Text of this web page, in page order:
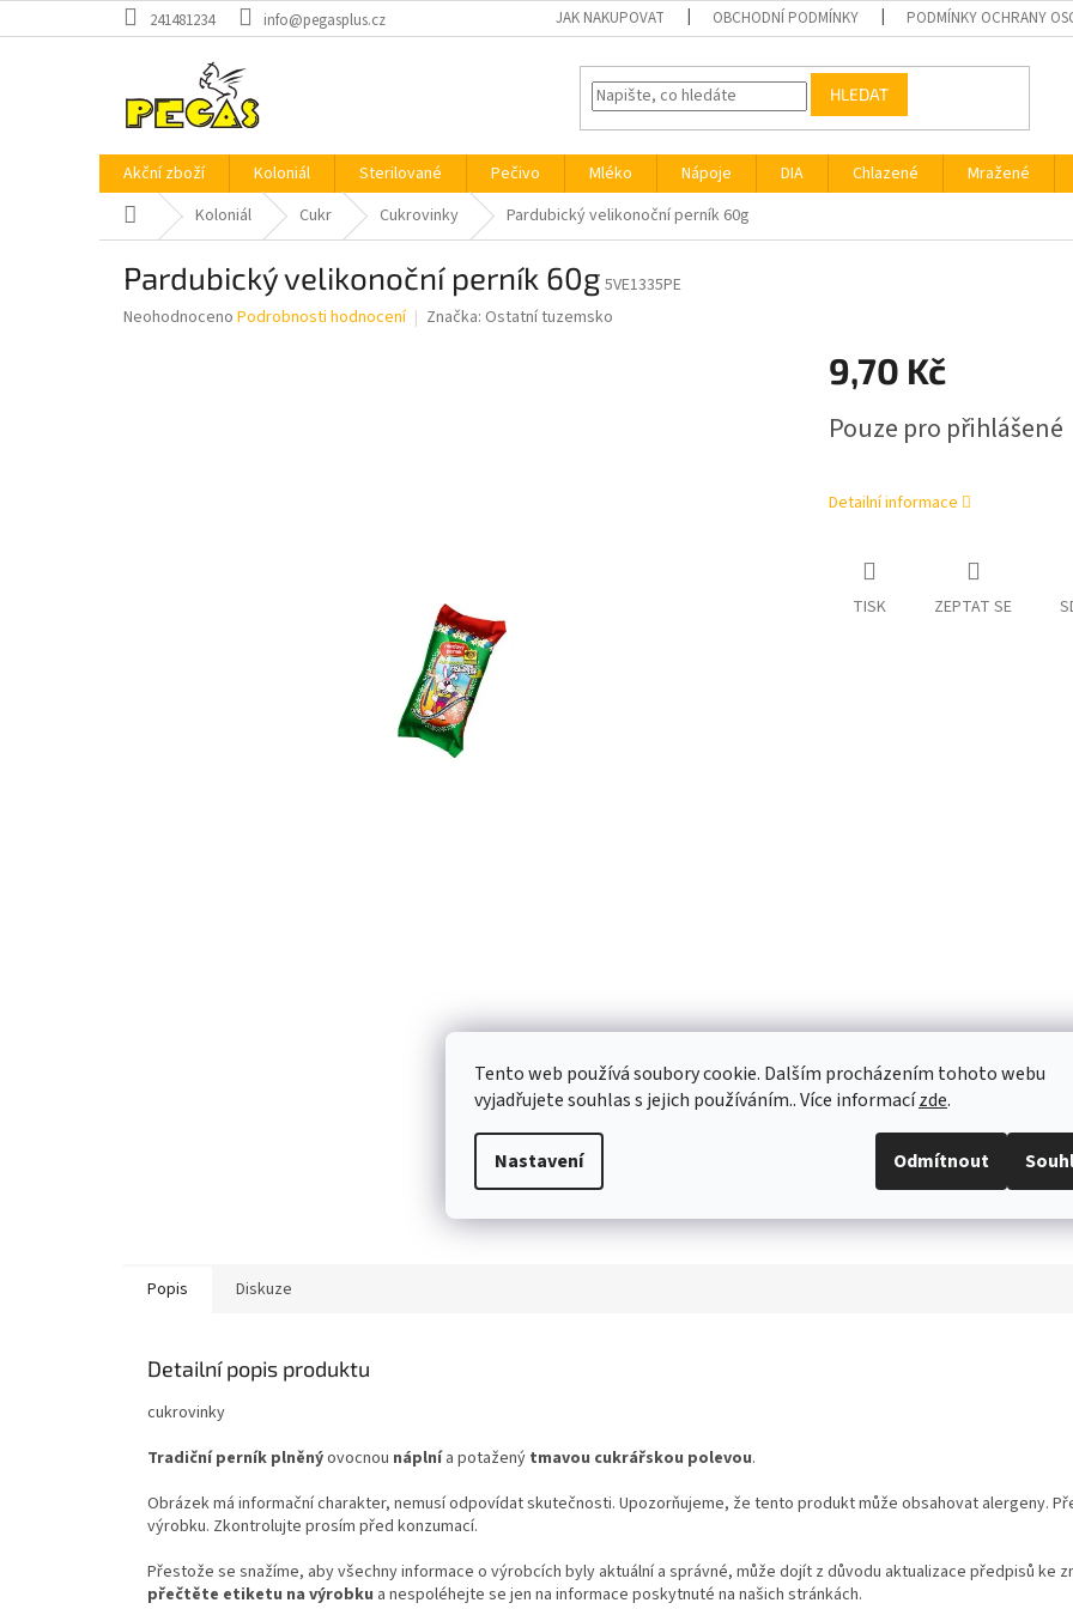
Tento web používá soubory cookie. Dalším procházením tohoto webu
vyjadřujete souhlas s jejich používáním.. Více informacízde.
Nastavení Odmítnout
na
241481234 info@pegasplus.cz JAK NAKUPOVAT OBCHODNÍ PODMÍNKY PODMÍNKY OCHRANY
HLEDAT
Akční zboží Koloniál Sterilované Pečivo Mléko Nápoje DIA Chlazené Mražené
Domů Koloniál Cukr Cukrovinky Pardubický velikonoční perník 60g
Pardubický velikonoční perník 60g 5VE1335PE
Průměrné
Neohodnoceno Podrobnosti hodnocení Značka: Ostatní tuzemsko
9,70 Kč
cena:
Pouze pro přihlášené
Detailní informace
TISK ZEPTAT SE
Popis Diskuze
Detailní popis produktu
cukrovinky
Tradiční perník plněnýovocnou náplnía potažený tmavou cukrářskou polevou.
Obrázek má informační charakter, nemusí odpovídat skutečnosti. Upozorňujeme, že tento produkt může obsahovat alergeny.
výrobku. Zkontrolujte prosím před konzumací.
Přestože se snažíme, aby všechny informace o výrobcích byly aktuální a správné, může dojít z důvodu aktualizace předpisů ke
přečtěte etiketu na výrobku a nespoléhejte se jen na informace poskytnuté na našich stránkách.